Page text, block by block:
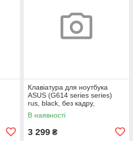
Клавіатура для ноутбука
ASUS (G614 series series)
rus, black, без кадру,
підсвічування клавіш (RGB 4)
В наявності
3 299 ₴